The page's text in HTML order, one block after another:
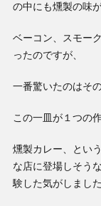
の中にも燻製の味
ベーコン、スモー
ったのですが、
一番驚いたのはそ
この一皿が１つの
燻製カレー、とい
な店に登場しそう
験した気がしました